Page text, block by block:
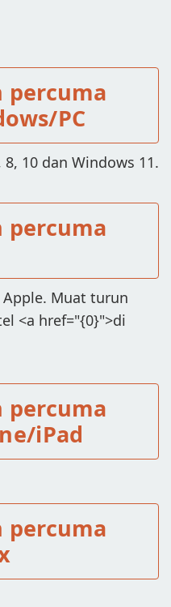
PC
10 dan Windows 11.
Apple. Muat turun
<a href="{0}">di
iPad